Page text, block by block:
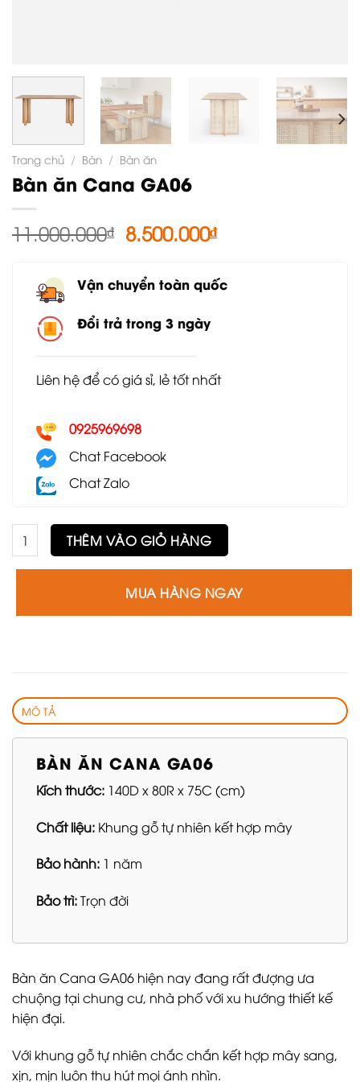
Trang chủ / Bàn / Bàn ăn
Bàn ăn Cana GA06
11.000.000₫ Giá
gốc
là:
11.000.000₫.
8.500.000₫Giá
là:
Vận chuyển toàn quốc
Đổi trả trong 3 ngày
Liên hệ để có giá sỉ, lẻ tốt nhất
0925969698
Chat Facebook
Chat Zalo
Bàn ăn Cana GA06 số lượng
THÊM VÀO GIỎ HÀNG
MUA HÀNG NGAY
MÔ TẢ
BÀN ĂN CANA GA06
Kích thước: 140D x 80R x 75C (cm)
Chất liệu: Khung gỗ tự nhiên kết hợp mây
Bảo hành: 1 năm
Bảo trì:Trọn đời
Bàn ăn Cana GA06 hiện nay đang rất đượng ưa
chuộng tại chung cư, nhà phố với xu hướng thiết kế
hiện đại.
Với khung gỗ tự nhiên chắc chắn kết hợp mây sang,
xịn, mịn luôn thu hút mọi ánh nhìn.